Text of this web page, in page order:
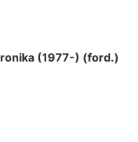
(1977-) (ford.)